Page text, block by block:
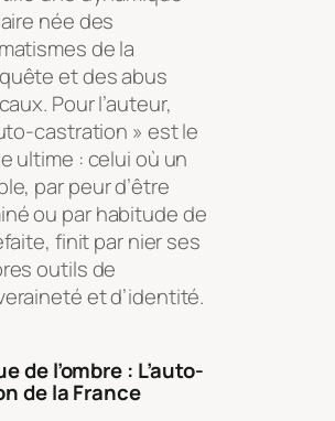
née des
de la
et des abus
Pour l’auteur,
castration » est le
ultime : celui où un
par peur d’être
ou par habitude de
finit par nier ses
outils de
et d’identité.
de l’ombre : L’auto-
de la France